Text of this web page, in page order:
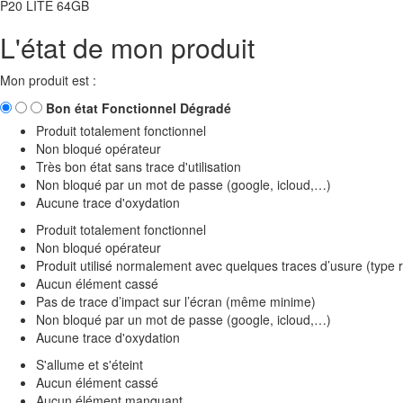
P20 LITE 64GB
L'état de mon produit
Mon produit est :
Bon état Fonctionnel Dégradé
Produit totalement fonctionnel
Non bloqué opérateur
Très bon état sans trace d'utilisation
Non bloqué par un mot de passe (google, icloud,…)
Aucune trace d'oxydation
Produit totalement fonctionnel
Non bloqué opérateur
Produit utilisé normalement avec quelques traces d’usure (type
Aucun élément cassé
Pas de trace d’impact sur l’écran (même minime)
Non bloqué par un mot de passe (google, icloud,…)
Aucune trace d'oxydation
S'allume et s'éteint
Aucun élément cassé